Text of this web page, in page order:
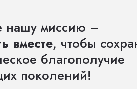
нашу миссию –
вместе, чтобы
благополучие
поколений!